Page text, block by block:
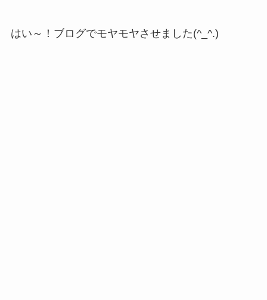
はい～！ブログでモヤモヤさせました(^_^.)